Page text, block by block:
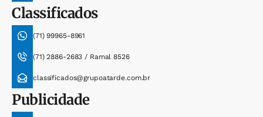
Classificados
(71) 99965-8961
(71) 2886-2683 / Ramal 8526
classificados@grupoatarde.com.br
Publicidade